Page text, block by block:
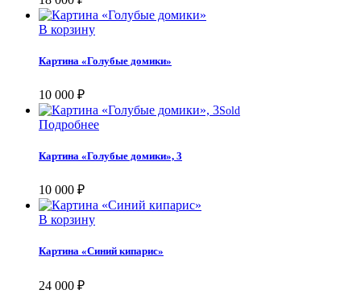
В корзину
Картина «Голубые домики»
10 000 ₽
Sold
Подробнее
Картина «Голубые домики», 3
10 000 ₽
В корзину
Картина «Синий кипарис»
24 000 ₽